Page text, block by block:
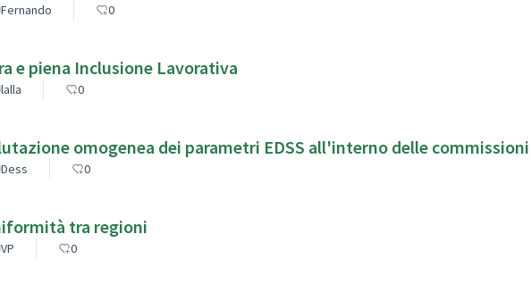
Fernando 0
e piena Inclusione Lavorativa
lalla 0
omogenea dei parametri EDSS all'interno delle
Dess 0
tra regioni
VP 0